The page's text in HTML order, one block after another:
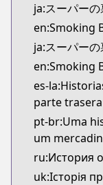
https://
https://
https://
Official
Official
https://
ja:スーパー
en:Smoking
ja:スーパー
en:Smoking
es-
parte
pt-br:Uma
um
ru:История
uk:Історія